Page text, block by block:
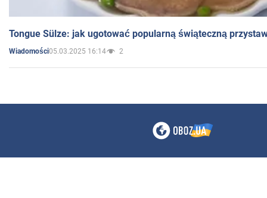
Tongue Sülze: jak ugotować popularną świąteczną
Wiadomości05.03.2025 16:14 2